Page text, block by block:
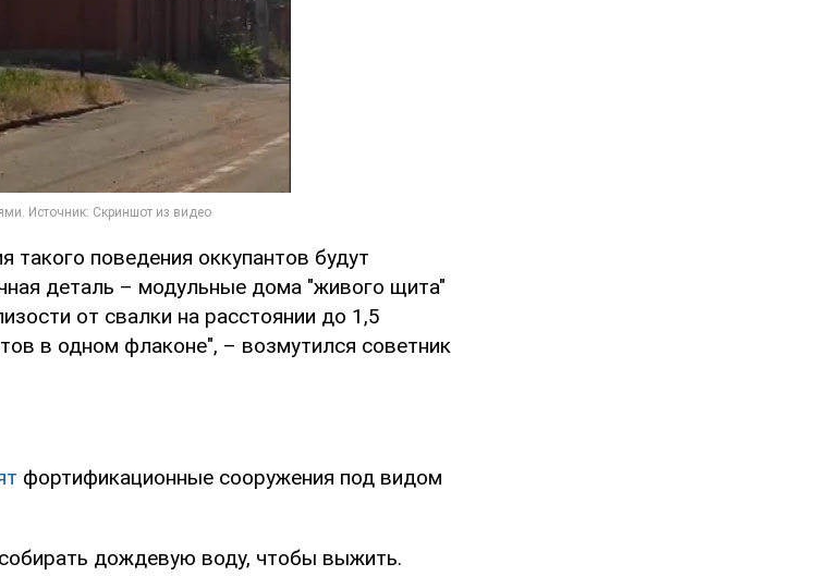
такого поведения оккупантов будут
деталь – модульные дома "живого щита"
от свалки на расстоянии до 1,5
в одном флаконе", – возмутился советник
фортификационные сооружения под видом
собирать дождевую воду, чтобы выжить.